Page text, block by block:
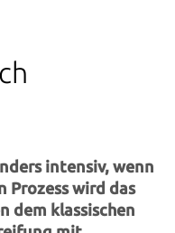
intensiv, wenn
Prozess wird das
dem klassischen